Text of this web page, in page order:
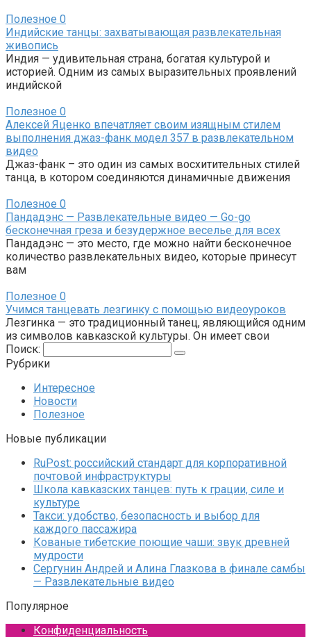
Полезное 0
Индийские танцы: захватывающая развлекательная
живопись
Индия — удивительная страна, богатая культурой и
историей. Одним из самых выразительных проявлений
индийской
Полезное 0
Алексей Яценко впечатляет своим изящным стилем
выполнения джаз-фанк модел 357 в развлекательном
видео
Джаз-фанк – это один из самых восхитительных стилей
танца, в котором соединяются динамичные движения
Полезное 0
Пандадэнс — Развлекательные видео — Go-go
бесконечная греза и безудержное веселье для всех
Пандадэнс — это место, где можно найти бесконечное
количество развлекательных видео, которые принесут
вам
Полезное 0
Учимся танцевать лезгинку с помощью видеоуроков
Лезгинка — это традиционный танец, являющийся одним
из символов кавказской культуры. Он имеет свои
Поиск:
Рубрики
Интересное
Новости
Полезное
Новые публикации
RuPost: российский стандарт для корпоративной
почтовой инфраструктуры
Школа кавказских танцев: путь к грации, силе и
культуре
Такси: удобство, безопасность и выбор для
каждого пассажира
Кованые тибетские поющие чаши: звук древней
мудрости
Сергунин Андрей и Алина Глазкова в финале самбы
— Развлекательные видео
Популярное
Конфиденциальность